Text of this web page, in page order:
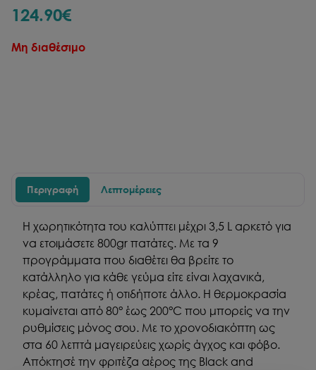
124.90€
Μη διαθέσιμο
Περιγραφή Λεπτομέρειες
Η χωρητικότητα του καλύπτει μέχρι 3,5 L αρκετό για
να ετοιμάσετε 800gr πατάτες. Με τα 9
προγράμματα που διαθέτει θα βρείτε το
κατάλληλο για κάθε γεύμα είτε είναι λαχανικά,
κρέας, πατάτες ή οτιδήποτε άλλο. Η θερμοκρασία
κυμαίνεται από 80° έως 200°C που μπορείς να την
ρυθμίσεις μόνος σου. Με το χρονοδιακόπτη ως
στα 60 λεπτά μαγειρεύεις χωρίς άγχος και φόβο.
Απόκτησέ την φριτέζα αέρος της Black and